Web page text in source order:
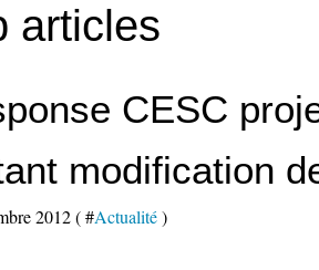
articles
CESC
modification
2012 ( #Actualité)